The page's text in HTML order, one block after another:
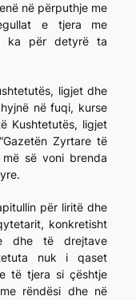
në përputhje me
e tjera me
ka për detyrë ta
ligjet dhe
në fuqi, kurse
Kushtetutës, ligjet
Zyrtare të
më së voni brenda
për liritë dhe
konkretisht
dhe të drejtave
nuk i qaset
të tjera si çështje
rëndësi dhe në